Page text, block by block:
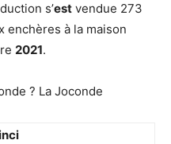
s’est vendue 273
enchères à la maison
2021.
? La Joconde